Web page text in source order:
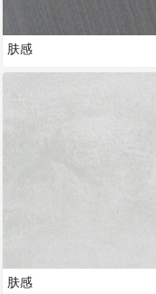
肤感
肤感